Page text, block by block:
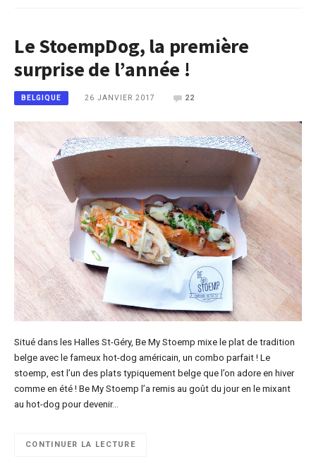
Le StoempDog, la première
surprise de l’année !
BELGIQUE 26 JANVIER 2017 22
Situé dans les Halles St-Géry, Be My Stoemp mixe le plat de tradition
belge avec le fameux hot-dog américain, un combo parfait ! Le
stoemp, est l’un des plats typiquement belge que l’on adore en hiver
comme en été ! Be My Stoemp l’a remis au goût du jour en le mixant
au hot-dog pour devenir…
CONTINUER LA LECTURE